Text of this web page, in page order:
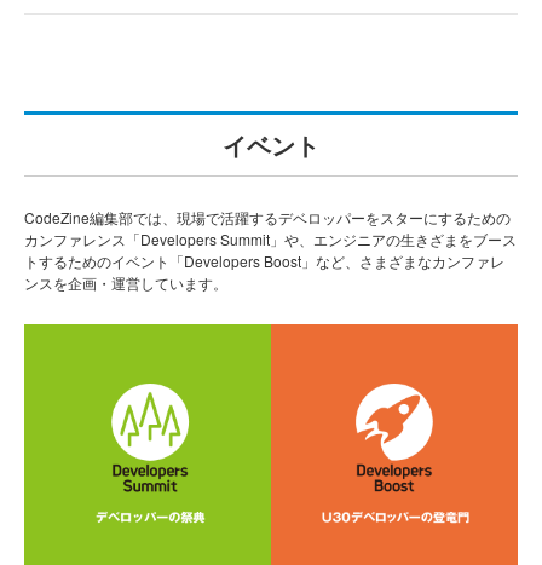
イベント
CodeZine編集部では、現場で活躍するデベロッパーをスターにするための
カンファレンス「Developers Summit」や、エンジニアの生きざまをブース
トするためのイベント「Developers Boost」など、さまざまなカンファレ
ンスを企画・運営しています。